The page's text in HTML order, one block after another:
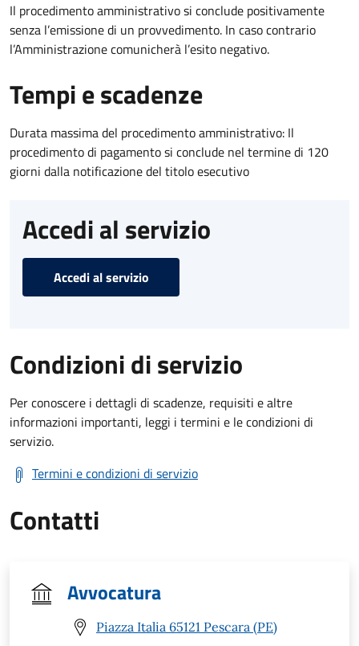
Il procedimento amministrativo si conclude positivamente
senza l’emissione di un provvedimento. In caso contrario
l’Amministrazione comunicherà l’esito negativo.
Tempi e scadenze
Durata massima del procedimento amministrativo: Il
procedimento di pagamento si conclude nel termine di 120
giorni dalla notificazione del titolo esecutivo
Accedi al servizio
Accedi al servizio
Condizioni di servizio
Per conoscere i dettagli di scadenze, requisiti e altre
informazioni importanti, leggi i termini e le condizioni di
servizio.
Termini e condizioni di servizio
Contatti
Avvocatura
Piazza Italia 65121 Pescara (PE)